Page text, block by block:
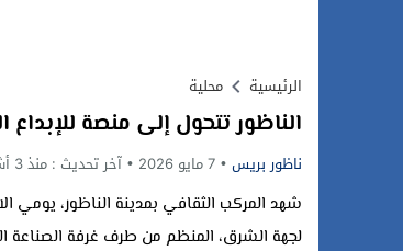
الرئيسية محلية
الناظور تتحول إلى منصة
ناظور بريس 7 مايو 2026 آخر تحديث : منذ 3 أشهر
لجهة الشرق، المنظم من طرف غرفة الصناعة